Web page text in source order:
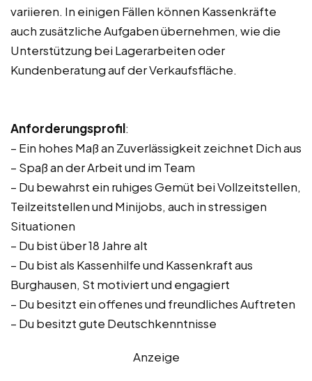
variieren. In einigen Fällen können Kassenkräfte
auch zusätzliche Aufgaben übernehmen, wie die
Unterstützung bei Lagerarbeiten oder
Kundenberatung auf der Verkaufsfläche.
Anforderungsprofil:
– Ein hohes Maß an Zuverlässigkeit zeichnet Dich aus
– Spaß an der Arbeit und im Team
– Du bewahrst ein ruhiges Gemüt bei Vollzeitstellen,
Teilzeitstellen und Minijobs, auch in stressigen
Situationen
– Du bist über 18 Jahre alt
– Du bist als Kassenhilfe und Kassenkraft aus
Burghausen, St motiviert und engagiert
– Du besitzt ein offenes und freundliches Auftreten
– Du besitzt gute Deutschkenntnisse
Anzeige